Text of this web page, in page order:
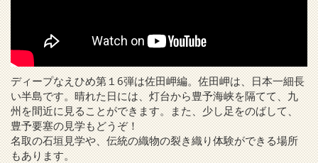
ディープなえひめ第１6弾は佐田岬編。佐田岬は、日本一細長
い半島です。晴れた日には、灯台から豊予海峡を隔てて、九
州を間近に見ることができます。また、少し足をのばして、
豊予要塞の見学もどうぞ！
名取の石垣見学や、伝統の織物の裂き織り体験ができる場所
もあります。